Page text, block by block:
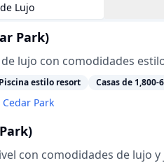
Lujo
Park)
lujo con comodidades
Piscina estilo resort Casas de
Park
con comodidades de lujo